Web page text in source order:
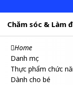
Chăm sóc & Làm
Home
Danh mục
Thực phẩm chức
Dành cho bé